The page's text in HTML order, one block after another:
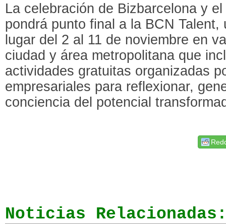
La celebración de Bizbarcelona y el
pondrá punto final a la BCN
lugar del 2 al 11 de noviembre en
ciudad y área metropolitana que
actividades gratuitas organizadas
empresariales para reflexionar,
conciencia del potencial
Noticias